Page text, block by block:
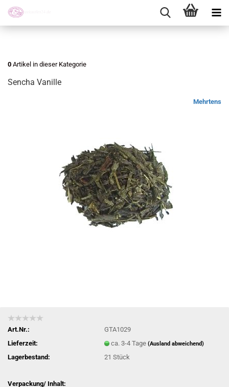
0 Artikel in dieser Kategorie
Sencha Vanille
Mehrtens
Art.Nr.:
GTA1029
Lieferzeit:
ca. 3-4 Tage(Ausland abweichend)
Lagerbestand: 21Stück
Verpackung/ Inhalt: